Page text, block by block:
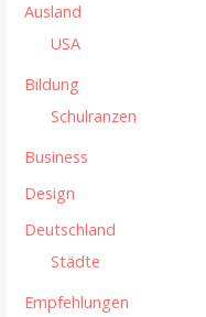
Ausland
USA
Bildung
Schulranzen
Business
Design
Deutschland
Städte
Empfehlungen